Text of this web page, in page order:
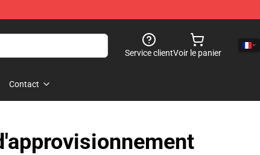
Service clientVoir le panier
Contact